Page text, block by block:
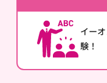
イー
験！